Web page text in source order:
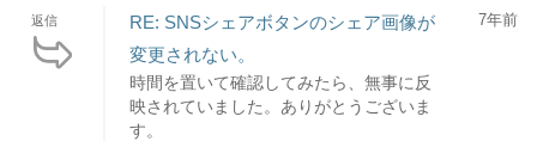
返信
RE: SNSシェアボタンのシェア画像が
変更されない。
時間を置いて確認してみたら、無事に反
映されていました。ありがとうございま
す。
7年前